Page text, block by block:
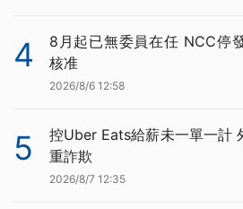
4
8月起已無委員在任 NCC停
核准
2026/8/6 12:58
5
控Uber Eats給薪未一單一計
重詐欺
2026/8/7 12:35